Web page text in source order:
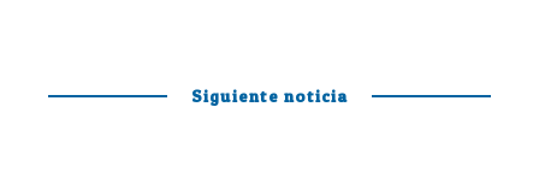
Siguiente noticia